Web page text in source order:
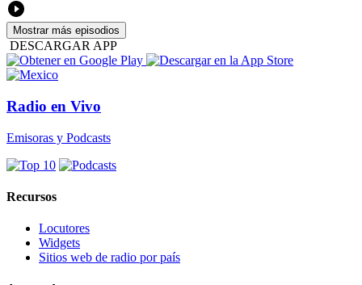
Mostrar más episodios
DESCARGAR APP
Radio en Vivo
Emisoras y Podcasts
Recursos
Locutores
Widgets
Sitios web de radio por país